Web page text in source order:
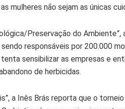
mulheres não sejam as únicas
Preservação do
responsáveis por 200.000
sensibilizar as empresas e
de herbicidas.
a Inês Brás reporta que o